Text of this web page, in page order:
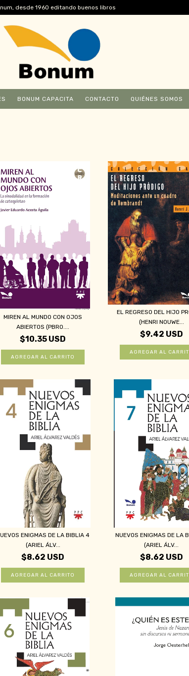
desde 1960 editando buenos libros
BONUM CAPACITA CONTACTO QUIÉNES SOMOS
MIREN AL MUNDO CON OJOS
ABIERTOS (PBRO....
$10.35 USD
EL REGRESO DEL HIJO
(HENRI NOUWE...
$9.42 USD
ENIGMAS DE LA BIBLIA 4
(ARIEL ÁLV...
$8.62 USD
NUEVOS ENIGMAS DE LA
(ARIEL ÁLV...
$8.62 USD